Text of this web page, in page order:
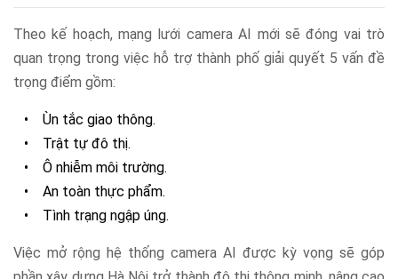
Theo kế hoạch, mạng lưới camera AI mới sẽ đóng vai trò
quan trọng trong việc hỗ trợ thành phố giải quyết 5 vấn đề
trọng điểm gồm:
• Ùn tắc giao thông.
• Trật tự đô thị.
• Ô nhiễm môi trường.
• An toàn thực phẩm.
• Tình trạng ngập úng.
Việc mở rộng hệ thống camera AI được kỳ vọng sẽ góp